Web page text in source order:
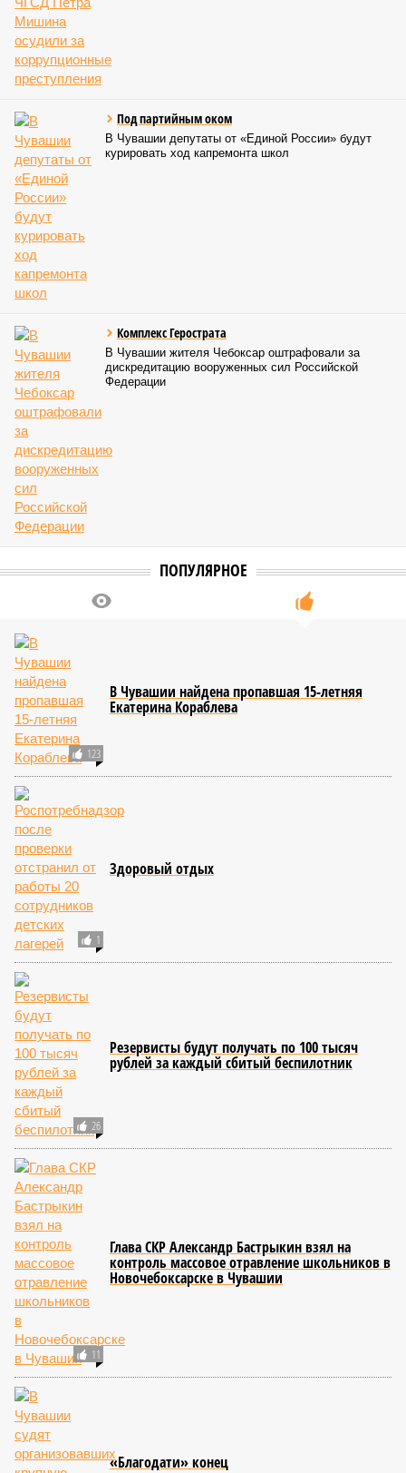
Под партийным оком
В Чувашии депутаты от «Единой России» будут
курировать ход капремонта школ
Комплекс Герострата
В Чувашии жителя Чебоксар оштрафовали за
дискредитацию вооруженных сил Российской
Федерации
ПОПУЛЯРНОЕ
123
В Чувашии найдена пропавшая 15-летняя
Екатерина Кораблева
1
Здоровый отдых
26
Резервисты будут получать по 100 тысяч
рублей за каждый сбитый беспилотник
11
Глава СКР Александр Бастрыкин взял на
контроль массовое отравление школьников в
Новочебоксарске в Чувашии
«Благодати» конец